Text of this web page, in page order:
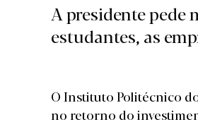
A presidente pede
estudantes, as
O Instituto Politécnico
no retorno do